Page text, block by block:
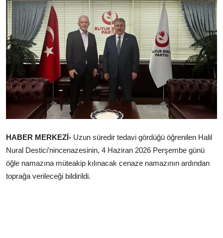
Teknoloji Haberleri
Dünya Haberleri
Çerkezköy
HABER MERKEZİ- Uzun süredir tedavi gördüğü öğrenilen Halil
Nural Destici’nincenazesinin, 4 Haziran 2026 Perşembe günü
öğle namazına müteakip kılınacak cenaze namazının ardından
toprağa verileceği bildirildi.